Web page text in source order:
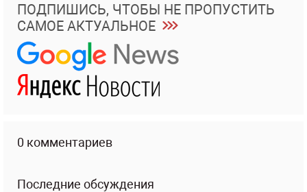
ПОДПИШИСЬ, ЧТОБЫ НЕ ПРОПУСТИТЬ
САМОЕ АКТУАЛЬНОЕ
0 комментариев
Последние обсуждения